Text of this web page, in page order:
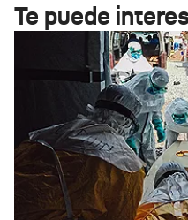
Te puede